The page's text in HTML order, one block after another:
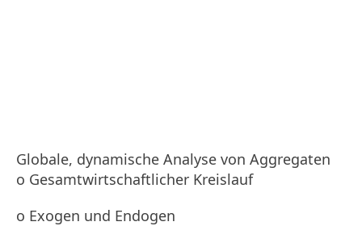
Globale, dynamische Analyse von Aggregaten
o Gesamtwirtschaftlicher Kreislauf
o Exogen und Endogen